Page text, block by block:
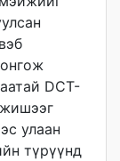
DCT-
улаан
түрүүнд